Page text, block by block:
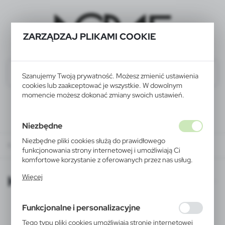
ZARZĄDZAJ PLIKAMI COOKIE
Szanujemy Twoją prywatność. Możesz zmienić ustawienia
cookies lub zaakceptować je wszystkie. W dowolnym
momencie możesz dokonać zmiany swoich ustawień.
Niezbędne
Niezbędne pliki cookies służą do prawidłowego
funkcjonowania strony internetowej i umożliwiają Ci
komfortowe korzystanie z oferowanych przez nas usług.
działania w celu m.in. dostosowania Twoich ustawień
korzystasz, może działać bez zakłóceń.
Więcej
Funkcjonalne i personalizacyjne
Tego typu pliki cookies umożliwiają stronie internetowej
KATALOGI ONLINE
KATALOGI ONLINE